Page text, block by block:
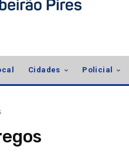
Cidades Policial